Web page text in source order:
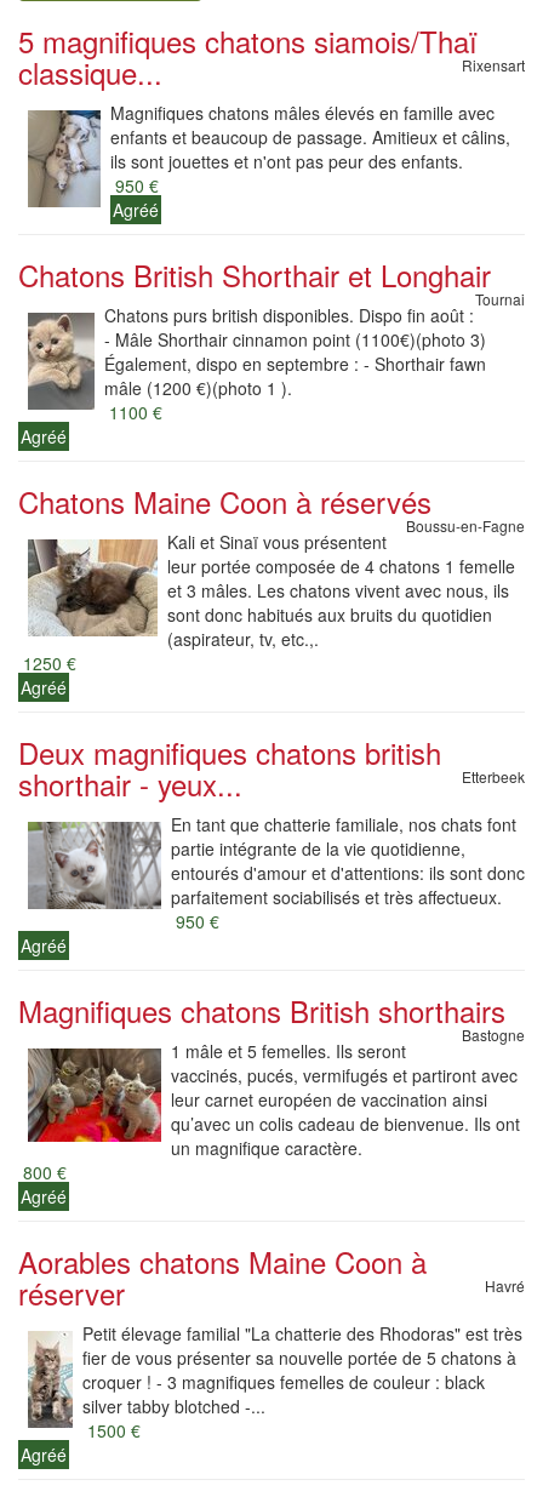
5 magnifiques chatons siamois/Thaï
classique... Rixensart
Magnifiques chatons mâles élevés en famille avec
enfants et beaucoup de passage. Amitieux et câlins,
ils sont jouettes et n'ont pas peur des enfants.
950 €
Agréé
Chatons British Shorthair et Longhair
Tournai
Chatons purs british disponibles. Dispo fin août :
- Mâle Shorthair cinnamon point (1100€)(photo 3)
Également, dispo en septembre : - Shorthair fawn
mâle (1200 €)(photo 1 ).
1100 €
Agréé
Chatons Maine Coon à réservés
Boussu-en-Fagne
Kali et Sinaï vous présentent
leur portée composée de 4 chatons 1 femelle
et 3 mâles. Les chatons vivent avec nous, ils
sont donc habitués aux bruits du quotidien
(aspirateur, tv, etc.,.
1250 €
Agréé
Deux magnifiques chatons british
shorthair - yeux... Etterbeek
En tant que chatterie familiale, nos chats font
partie intégrante de la vie quotidienne,
entourés d'amour et d'attentions: ils sont donc
parfaitement sociabilisés et très affectueux.
950 €
Agréé
Magnifiques chatons British shorthairs
Bastogne
1 mâle et 5 femelles. Ils seront
vaccinés, pucés, vermifugés et partiront avec
leur carnet européen de vaccination ainsi
qu’avec un colis cadeau de bienvenue. Ils ont
un magnifique caractère.
800 €
Agréé
Aorables chatons Maine Coon à
réserver Havré
Petit élevage familial "La chatterie des Rhodoras" est très
fier de vous présenter sa nouvelle portée de 5 chatons à
croquer ! - 3 magnifiques femelles de couleur : black
silver tabby blotched -...
1500 €
Agréé